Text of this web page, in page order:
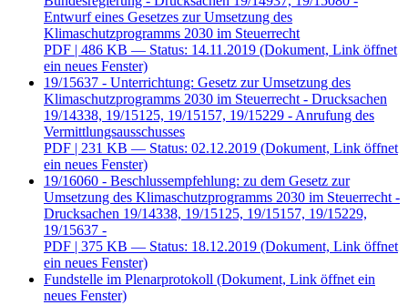
Entwurf eines Gesetzes zur Umsetzung des
Klimaschutzprogramms 2030 im Steuerrecht
PDF | 486 KB — Status: 14.11.2019 (Dokument, Link öffnet
ein neues Fenster)
19/15637 - Unterrichtung: Gesetz zur Umsetzung des
Klimaschutzprogramms 2030 im Steuerrecht - Drucksachen
19/14338, 19/15125, 19/15157, 19/15229 - Anrufung des
Vermittlungsausschusses
PDF | 231 KB — Status: 02.12.2019 (Dokument, Link öffnet
ein neues Fenster)
19/16060 - Beschlussempfehlung: zu dem Gesetz zur
Umsetzung des Klimaschutzprogramms 2030 im Steuerrecht -
Drucksachen 19/14338, 19/15125, 19/15157, 19/15229,
19/15637 -
PDF | 375 KB — Status: 18.12.2019 (Dokument, Link öffnet
ein neues Fenster)
Fundstelle im Plenarprotokoll (Dokument, Link öffnet ein
neues Fenster)